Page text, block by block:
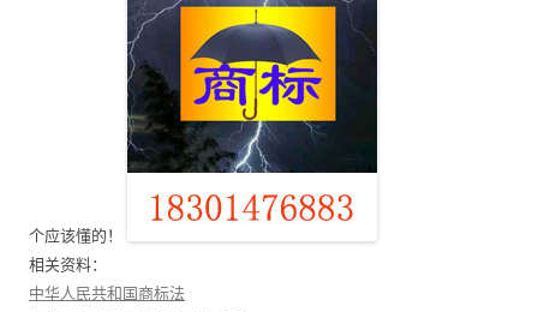
个应该懂的！
相关资料：
中华人民共和国商标法